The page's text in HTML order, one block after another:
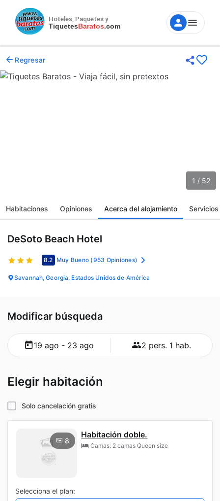
Hoteles, Paquetes y
TiquetesBaratos.com
Regresar
1 / 52
Habitaciones Opiniones Acerca del alojamiento Servicios
DeSoto Beach Hotel
8.2 Muy Bueno (953 Opiniones)
Savannah, Georgia, Estados Unidos de América
Modificar búsqueda
19 ago - 23 ago 2 pers. 1 hab.
Elegir habitación
Solo cancelación gratis
8
Habitación doble.
Camas: 2 camas Queen size
Selecciona el plan: